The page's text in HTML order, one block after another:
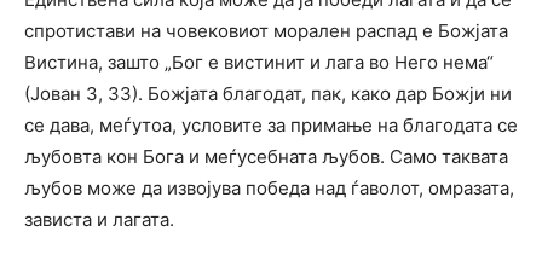
спротистави на човековиот морален распад е Божјата
Вистина, зашто „Бог е вистинит и лага во Него нема“
(Јован 3, 33). Божјата благодат, пак, како дар Божји ни
се дава, меѓутоа, условите за примање на благодата се
љубовта кон Бога и меѓусебната љубов. Само таквата
љубов може да извојува победа над ѓаволот, омразата,
зависта и лагата.